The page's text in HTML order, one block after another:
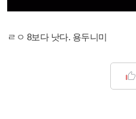
ㄹㅇ 8보다 낫다. 용두니미